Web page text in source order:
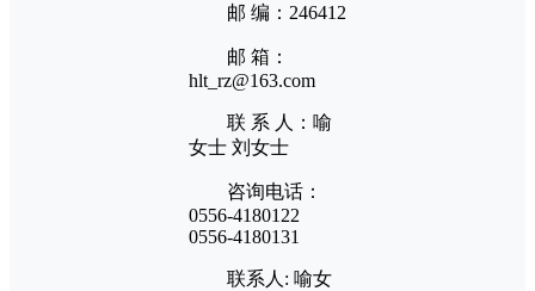
邮 编：246412
邮 箱：
hlt_rz@163.com
联 系 人：喻
女士 刘女士
咨询电话：
0556-4180122
0556-4180131
联系人: 喻女